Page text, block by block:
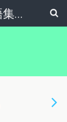
写真でわかる園芸用語集｜見て納得！かんたんガーデニング用語辞典